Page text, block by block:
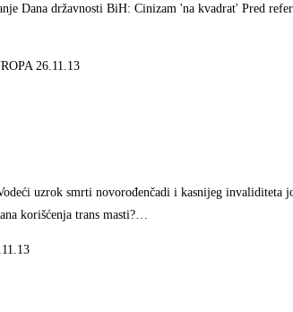
Dana državnosti BiH: Cinizam 'na kvadrat' Pred
26.11.13
uzrok smrti novorođenčadi i kasnijeg invaliditeta
korišćenja trans masti?…